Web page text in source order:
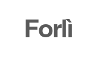
Forlì